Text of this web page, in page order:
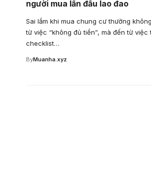
người mua lần đầu lao đao
Sai lầm khi mua chung cư thường
từ việc “không đủ tiền”, mà đến từ việc
checklist…
ByMuanha.xyz